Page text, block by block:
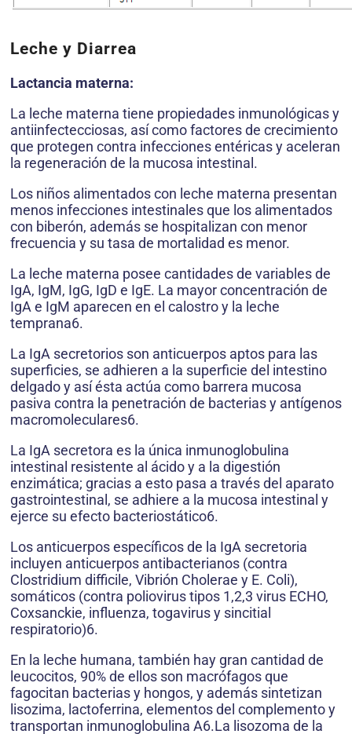
Leche y Diarrea
Lactancia materna:
La leche materna tiene propiedades inmunológicas y
antiinfectecciosas, así como factores de crecimiento
que protegen contra infecciones entéricas y aceleran
la regeneración de la mucosa intestinal.
Los niños alimentados con leche materna presentan
menos infecciones intestinales que los alimentados
con biberón, además se hospitalizan con menor
frecuencia y su tasa de mortalidad es menor.
La leche materna posee cantidades de variables de
IgA, IgM, IgG, IgD e IgE. La mayor concentración de
IgA e IgM aparecen en el calostro y la leche
temprana6.
La IgA secretorios son anticuerpos aptos para las
superficies, se adhieren a la superficie del intestino
delgado y así ésta actúa como barrera mucosa
pasiva contra la penetración de bacterias y antígenos
macromoleculares6.
La IgA secretora es la única inmunoglobulina
intestinal resistente al ácido y a la digestión
enzimática; gracias a esto pasa a través del aparato
gastrointestinal, se adhiere a la mucosa intestinal y
ejerce su efecto bacteriostático6.
Los anticuerpos específicos de la IgA secretoria
incluyen anticuerpos antibacterianos (contra
Clostridium difficile, Vibrión Cholerae y E. Coli),
somáticos (contra poliovirus tipos 1,2,3 virus ECHO,
Coxsanckie, influenza, togavirus y sincitial
respiratorio)6.
En la leche humana, también hay gran cantidad de
leucocitos, 90% de ellos son macrófagos que
fagocitan bacterias y hongos, y además sintetizan
lisozima, lactoferrina, elementos del complemento y
transportan inmunoglobulina A6.La lisozoma de la